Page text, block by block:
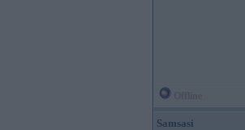
Samsasi